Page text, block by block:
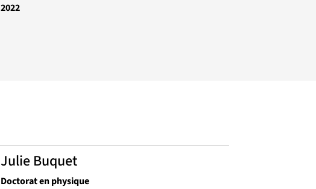
2022
Julie Buquet
Doctorat en physique